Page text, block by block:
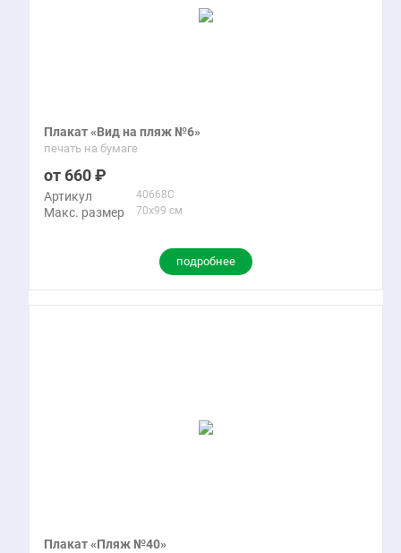
Плакат «Вид на пляж №6»
печать на бумаге
660
Артикул 40668C
Макс. размер 70x99 см
подробнее
Плакат «Пляж №40»